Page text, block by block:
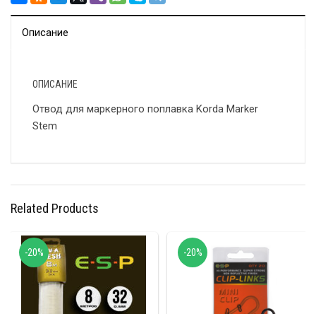
Описание
ОПИСАНИЕ
Отвод для маркерного поплавка Korda Marker
Stem
Related Products
-20% -20%